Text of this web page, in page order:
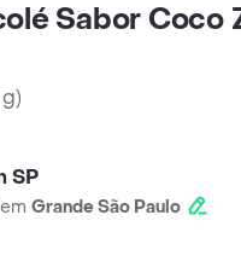
Sabor Coco
)
SP
Grande São Paulo